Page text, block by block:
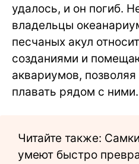
удалось, и он погиб.
владельцы
песчаных акул
созданиями и
аквариумов,
плавать рядом с ними.
Читайте также:
умеют быстро